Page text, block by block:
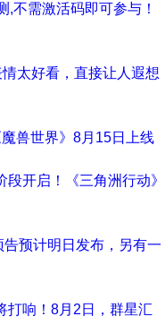
,不需激活码即可参与！
太好看，直接让人遐想
兽世界》8月15日上线
开启！《三角洲行动》
告预计明日发布，另有一
打响！8月2日，群星汇